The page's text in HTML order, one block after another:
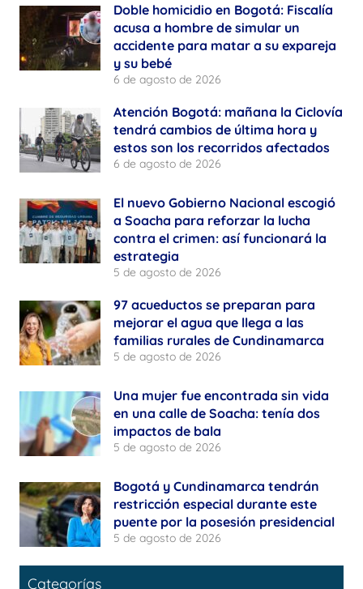
Doble homicidio en Bogotá: Fiscalía
acusa a hombre de simular un
accidente para matar a su expareja
y su bebé
6 de agosto de 2026
Atención Bogotá: mañana la Ciclovía
tendrá cambios de última hora y
estos son los recorridos afectados
6 de agosto de 2026
El nuevo Gobierno Nacional escogió
a Soacha para reforzar la lucha
contra el crimen: así funcionará la
estrategia
5 de agosto de 2026
97 acueductos se preparan para
mejorar el agua que llega a las
familias rurales de Cundinamarca
5 de agosto de 2026
Una mujer fue encontrada sin vida
en una calle de Soacha: tenía dos
impactos de bala
5 de agosto de 2026
Bogotá y Cundinamarca tendrán
restricción especial durante este
puente por la posesión presidencial
5 de agosto de 2026
Categorías